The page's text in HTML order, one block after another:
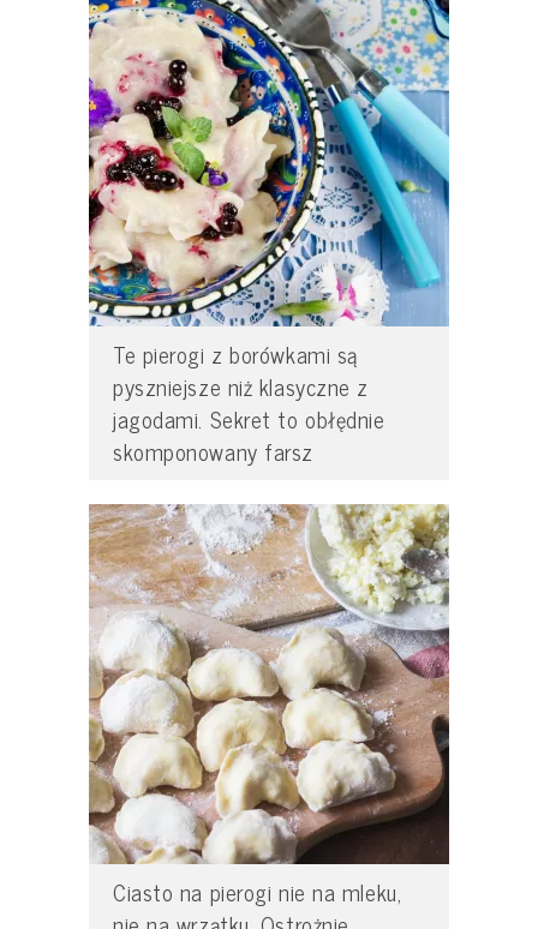
Te pierogi z borówkami są
pyszniejsze niż klasyczne z
jagodami. Sekret to obłędnie
skomponowany farsz
Ciasto na pierogi nie na mleku,